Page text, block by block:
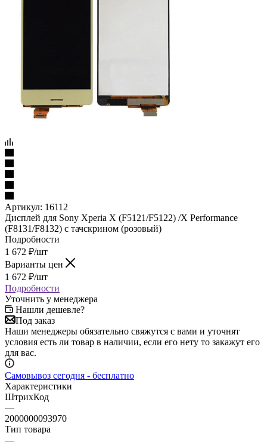
Артикул:
Дисплей для Sony Xperia X (F5121/F5122) /X Performance
(F8131/F8132) с тачскрином (розовый)
Подробности
1 672₽/шт
Варианты цен
1 672₽/шт
Подробности
Уточнить у менеджера
Нашли дешевле?
Под заказ
Наши менеджеры обязательно свяжутся с вами и уточнят
условия есть ли товар в наличии, если его нету то закажут его
для вас.
Самовывоз сегодня - бесплатно
Характеристики
ШтрихКод
—
2000000093970
Тип товара
—
Бренд
—